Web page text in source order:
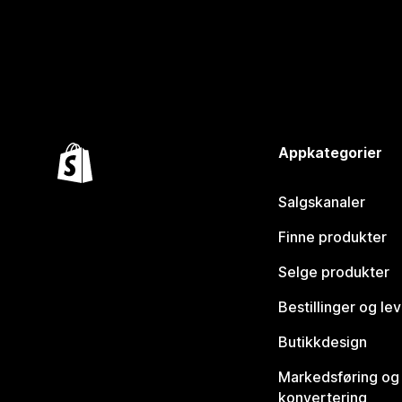
Appkategorier
Salgskanaler
Finne produkter
Selge produkter
Bestillinger og
Butikkdesign
Markedsføring og
konvertering